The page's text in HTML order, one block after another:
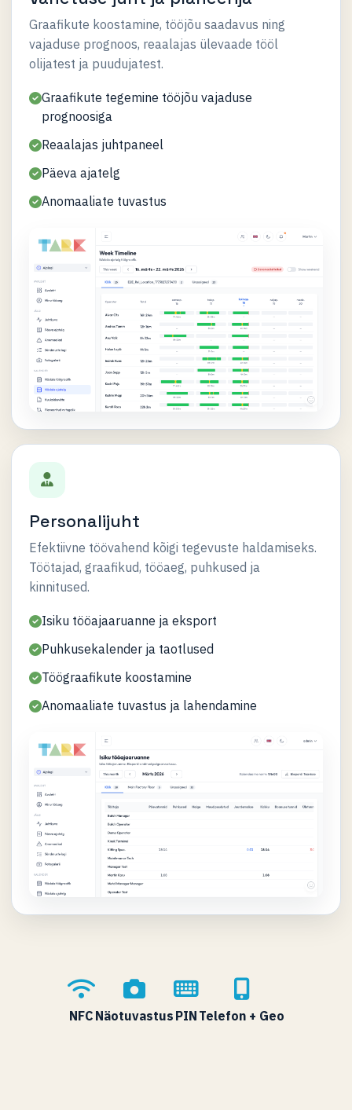
Graafikute koostamine, tööjõu saadavus ning
vajaduse prognoos, reaalajas ülevaade tööl
olijatest ja puudujatest.
Graafikute tegemine tööjõu vajaduse
prognoosiga
Reaalajas juhtpaneel
Päeva ajatelg
Anomaaliate tuvastus
Personalijuht
Efektiivne töövahend kõigi tegevuste haldamiseks.
Töötajad, graafikud, tööaeg, puhkused ja
kinnitused.
Isiku tööajaaruanne ja eksport
Puhkusekalender ja taotlused
Töögraafikute koostamine
Anomaaliate tuvastus ja lahendamine
NFC Näotuvastus PIN Telefon + Geo